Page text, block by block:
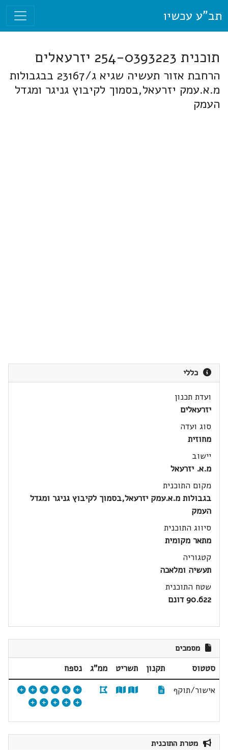
תב"ע עכשיו
תוכנית 254-0393223 יזרעאלים
הרחבת אזור תעשיה שגיא ג/23167 בבגבולות
מ.א.עמק יזרעאל,בסמוך לקיבוץ גניגר ומגדל
העמק
כללי
ועדת תכנון
יזרעאלים
סוג ועדה
מחוזית
יישוב
מ.א. יזרעאל
מקום התוכנית
בגבולות מ.א.עמק יזרעאל,בסמוך לקיבוץ גניגר ומגדל
העמק
סיווג התוכנית
מתאר מקומית
קטגוריה
תעשיה ומלאכה
שטח התוכנית
90.622 דונם
מסמכים
סטטוס תקנון תשריט ממ"ג
נספח
אישור/תוקף
מטרת התוכנית